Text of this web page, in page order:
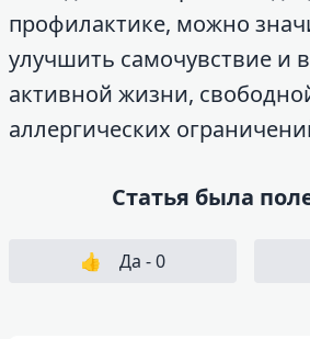
профилактике, можно
улучшить самочувствие и
активной жизни,
аллергических
Статья была
👍 Да -0